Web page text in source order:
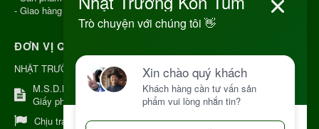
- Giao hàng COD toàn quốc
ĐƠN VỊ QUẢN LÝ
NHẬT TRƯỜNG KON TUM
M.S.D.N: 8344254367, Cấp tại Kon Tum.
Giấy phép số: Số 38A.8009409/HKD
Chịu trách nhiệm:Chủ cơ sở Nguyễn Nhật Trường